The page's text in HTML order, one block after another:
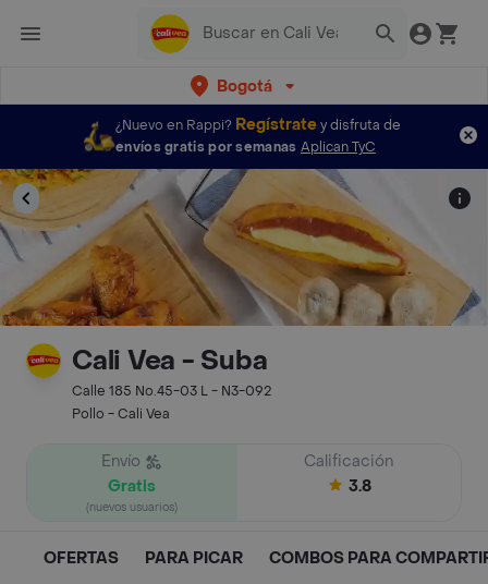
Bogotá
¿Nuevo en Rappi? Regístratey disfruta de
envíos gratis por semanas Aplican TyC
Cali Vea - Suba
Calle 185 No.45-03 L - N3-092
Pollo - Cali Vea
Envío
Gratis
(nuevos usuarios)
Calificación
3.8
OFERTAS PARA PICAR COMBOS PARA